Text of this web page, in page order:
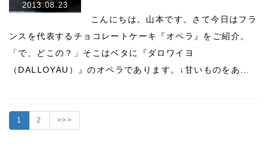
2013.08.23
こんにちは。山本です。さて今日はフラ
ンスを代表するチョコレートケーキ『オペラ』をご紹介。
「で、どこの？」そこはベタに『ダロワイヨ
（DALLOYAU）』のオペラであります。↓甘いものをあ…
1 2 >>>